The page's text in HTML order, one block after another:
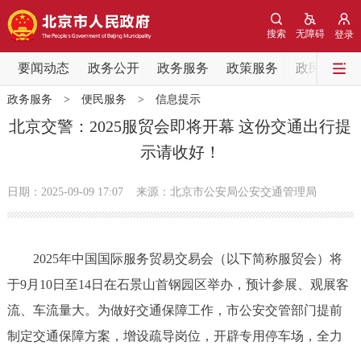
登录
无障碍
搜索
要闻动态 政务公开 政务服务 政策服务 政民互动
要闻动态
党中央精神 国务院信息
会议信息
市领导 机构职能 政策服务
政策兑现 政策解读 回应关切
政务服务 > 便民服务 > 信息提示
北京交警：2025服贸会即将开幕 这份交通出行提
示请收好！
日期：2025-09-09 17:07 来源：北京市公安局公安交通管理局
2025年中国国际服务贸易交易会（以下简称服贸会）将
于9月10日至14日在石景山首钢园区举办，预计参展、观展客
流、车流量大。为做好交通保障工作，市公安交管部门提前
制定交通保障方案，增设疏导岗位，开辟专用停车场，全力